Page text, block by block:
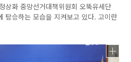
상화 중앙선거대책위원회 오뚝유세단
탐승하는 모습을 지켜보고 있다. 고이란